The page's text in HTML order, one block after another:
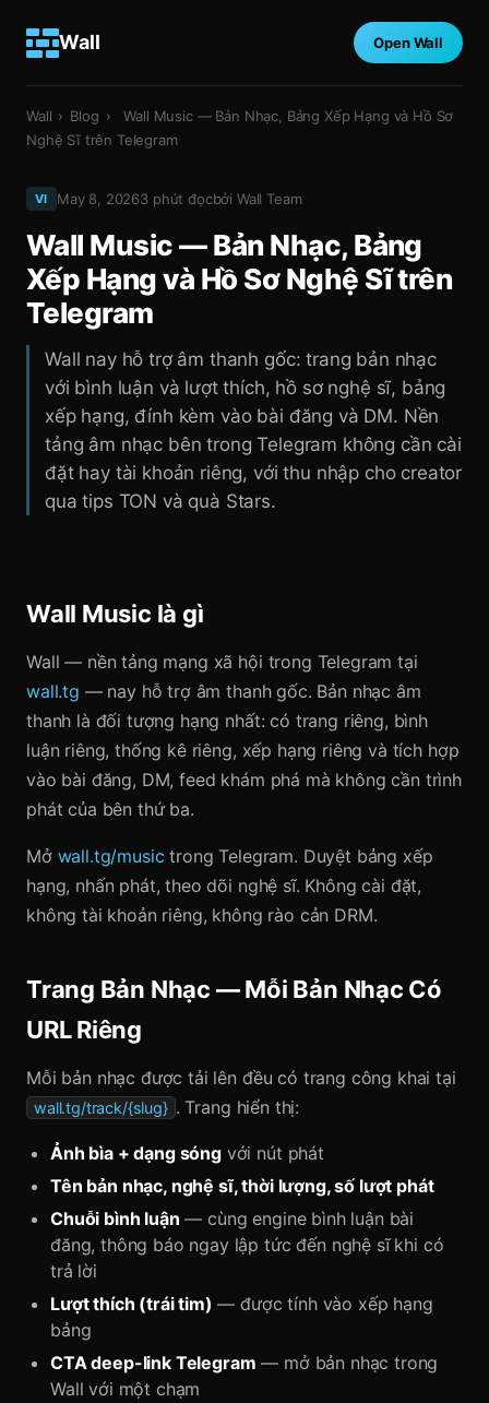
Wall Open Wall
Wall › Blog ›
Wall Music — Bản Nhạc, Bảng Xếp Hạng và Hồ Sơ
Nghệ Sĩ trên Telegram
VI May 8, 20263 phút đọcbởi Wall Team
Wall Music — Bản Nhạc, Bảng
Xếp Hạng và Hồ Sơ Nghệ Sĩ trên
Telegram
Wall nay hỗ trợ âm thanh gốc: trang bản nhạc
với bình luận và lượt thích, hồ sơ nghệ sĩ, bảng
xếp hạng, đính kèm vào bài đăng và DM. Nền
tảng âm nhạc bên trong Telegram không cần cài
đặt hay tài khoản riêng, với thu nhập cho creator
qua tips TON và quà Stars.
Wall Music là gì
Wall — nền tảng mạng xã hội trong Telegram tại
wall.tg — nay hỗ trợ âm thanh gốc. Bản nhạc âm
thanh là đối tượng hạng nhất: có trang riêng, bình
luận riêng, thống kê riêng, xếp hạng riêng và tích hợp
vào bài đăng, DM, feed khám phá mà không cần trình
phát của bên thứ ba.
Mở wall.tg/music trong Telegram. Duyệt bảng xếp
hạng, nhấn phát, theo dõi nghệ sĩ. Không cài đặt,
không tài khoản riêng, không rào cản DRM.
Trang Bản Nhạc — Mỗi Bản Nhạc Có
URL Riêng
Mỗi bản nhạc được tải lên đều có trang công khai tại
wall.tg/track/{slug} . Trang hiển thị:
Ảnh bìa + dạng sóngvới nút phát
Tên bản nhạc, nghệ sĩ, thời lượng, số lượt phát
Chuỗi bình luận — cùng engine bình luận bài
đăng, thông báo ngay lập tức đến nghệ sĩ khi có
trả lời
Lượt thích (trái tim) — được tính vào xếp hạng
bảng
CTA deep-link Telegram — mở bản nhạc trong
Wall với một chạm